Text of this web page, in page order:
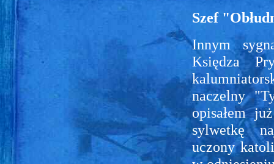
Szef
Innym
Księdza
naczelny
opisałem
sylwetkę
uczony